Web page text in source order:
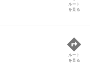
ルート
を見る
ルート
を見る